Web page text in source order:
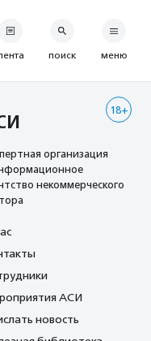
поиск меню
18+
организация
некоммерческого
АСИ
новость